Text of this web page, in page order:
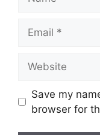
Save my
browser for